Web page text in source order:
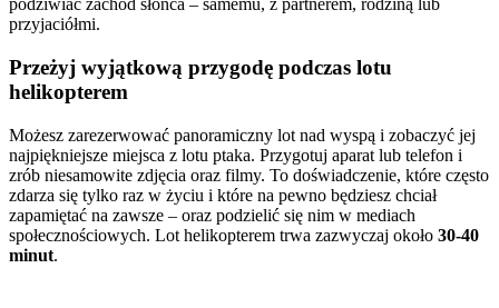
podziwiać zachód słońca – samemu, z partnerem, rodziną lub
przyjaciółmi.
Przeżyj wyjątkową przygodę podczas lotu
helikopterem
Możesz zarezerwować panoramiczny lot nad wyspą i zobaczyć jej
najpiękniejsze miejsca z lotu ptaka. Przygotuj aparat lub telefon i
zrób niesamowite zdjęcia oraz filmy. To doświadczenie, które często
zdarza się tylko raz w życiu i które na pewno będziesz chciał
zapamiętać na zawsze – oraz podzielić się nim w mediach
społecznościowych. Lot helikopterem trwa zazwyczaj około 30-40
minut.